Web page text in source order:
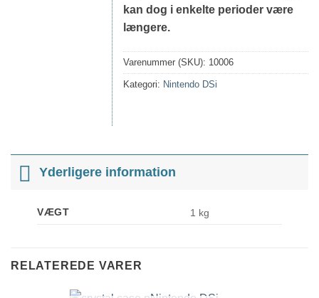
kan dog i enkelte perioder være
længere.
Varenummer (SKU): 10006
Kategori: Nintendo DSi
Yderligere information
VÆGT 1 kg
RELATEREDE VARER